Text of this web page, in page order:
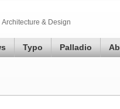
Architecture & Design
Typo Palladio